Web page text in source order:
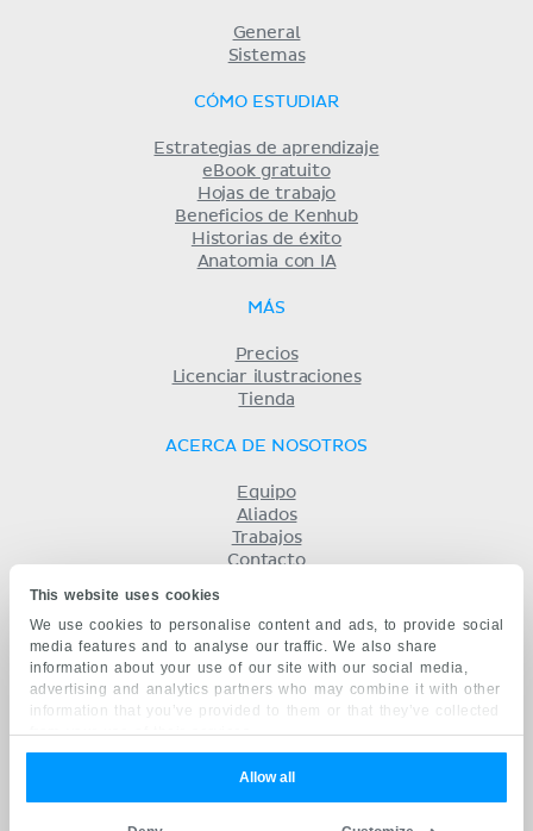
This website uses cookies
We use cookies to personalise content and ads, to provide social
media features and to analyse our traffic. We also share
information about your use of our site with our social media,
advertising and analytics partners who may combine it with other
information that you’ve provided to them or that they’ve collected
from your use of their services.
Allow all
General
Sistemas
CÓMO ESTUDIAR
Estrategias de aprendizaje
eBook gratuito
Hojas de trabajo
Beneficios de Kenhub
Historias de éxito
Anatomia con IA
MÁS
Precios
Licenciar ilustraciones
Tienda
ACERCA DE NOSOTROS
Equipo
Aliados
Trabajos
Contacto
Términos y condiciones
Privacidad
KENHUB EN...
English
русский